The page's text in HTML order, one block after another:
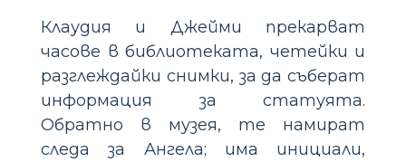
Клаудия и Джейми прекарват
часове в библиотеката, четейки и
разглеждайки снимки, за да съберат
информация за статуята.
Обратно в музея, те намират
следа за Ангела; има инициали,